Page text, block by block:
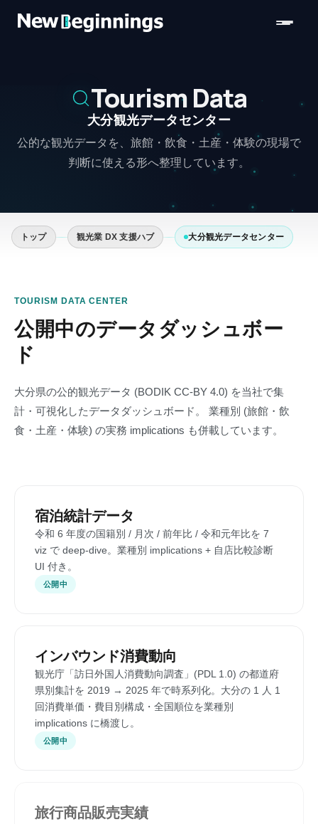
Tourism Data
大分観光データセンター
公的な観光データを、旅館・飲食・土産・体験の現場で
判断に使える形へ整理しています。
トップ 観光業 DX 支援ハブ 大分観光データセンター
TOURISM DATA CENTER
公開中のデータダッシュボー
ド
大分県の公的観光データ (BODIK CC-BY 4.0) を当社で集
計・可視化したデータダッシュボード。 業種別 (旅館・飲
食・土産・体験) の実務 implications も併載しています。
宿泊統計データ
令和 6 年度の国籍別 / 月次 / 前年比 / 令和元年比を 7
viz で deep-dive。業種別 implications + 自店比較診断
UI 付き。
公開中
インバウンド消費動向
観光庁「訪日外国人消費動向調査」(PDL 1.0) の都道府
県別集計を 2019 → 2025 年で時系列化。大分の 1 人 1
回消費単価・費目別構成・全国順位を業種別
implications に橋渡し。
公開中
旅行商品販売実績